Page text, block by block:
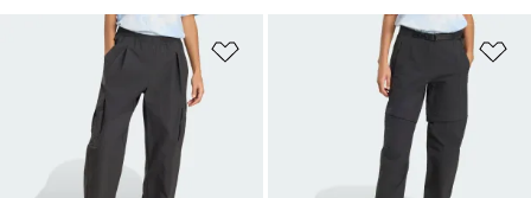
Lägg till på önskelistan